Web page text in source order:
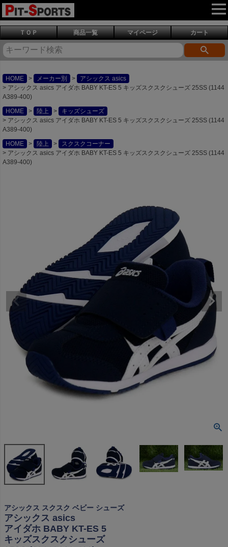
ＴＯＰ 商品一覧 マイページ カート
HOME メーカー別
アシックス asics
アシックス asics アイダホ BABY KT-ES 5 キッズスクスクシューズ 25SS (1144
A389-400)
HOME
陸上
キッズシューズ
アシックス asics アイダホ BABY KT-ES 5 キッズスクスクシューズ 25SS (1144
A389-400)
HOME
陸上
スクスクコーナー
アシックス asics アイダホ BABY KT-ES 5 キッズスクスクシューズ 25SS (1144
A389-400)
アシックス スクスク ベビー シューズ
アシックス asics
アイダホ BABY KT-ES 5
キッズスクスクシューズ